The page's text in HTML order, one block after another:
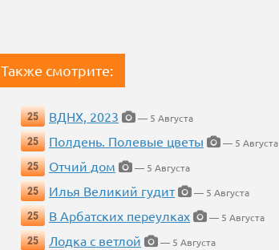
Также смотрите:
25 ВДНХ, 2023
— 5 Августа
25
Полдень. Полевые цветы
— 5 Августа
25
Отчий дом
— 5 Августа
25
Илья Великий гудит
— 5 Августа
25
В Арбатских переулках
— 5 Августа
25
Лодка с ветлой
— 5 Августа